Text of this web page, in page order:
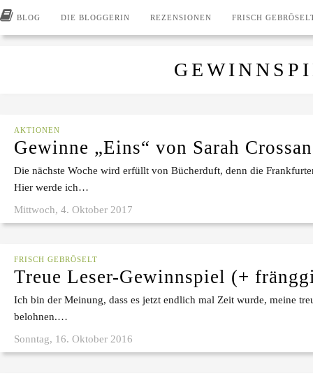
BLOG DIE BLOGGERIN REZENSIONEN FRISCH
AKTIONEN
Gewinne „Eins“ von Sarah Crossan
Die nächste Woche wird erfüllt von Bücherduft, denn die
Hier werde ich…
Mittwoch, 4. Oktober 2017
FRISCH GEBRÖSELT
Treue Leser-Gewinnspiel (+
Ich bin der Meinung, dass es jetzt endlich mal Zeit wurde, meine
belohnen.…
Sonntag, 16. Oktober 2016